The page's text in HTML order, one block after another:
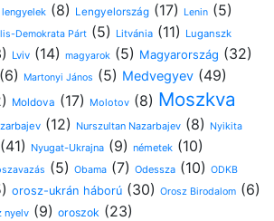
lengyelek (8) Lengyelország (17) Lenin (5)
Demokrata Párt (5) Litvánia (11) Luganszk
Lviv (14) magyarok (5) Magyarország (32)
(6) Martonyi János (5) Medvegyev (49)
Moldova (17) Molotov (8) Moszkva
(12) Nurszultan Nazarbajev (8)
Nyikita
(41) Nyugat-Ukrajna (9) németek (10)
(5) Obama (7) Odessza (10) ODKB
orosz-ukrán háború (30) Orosz Birodalom (6)
nyelv (9) oroszok (23)